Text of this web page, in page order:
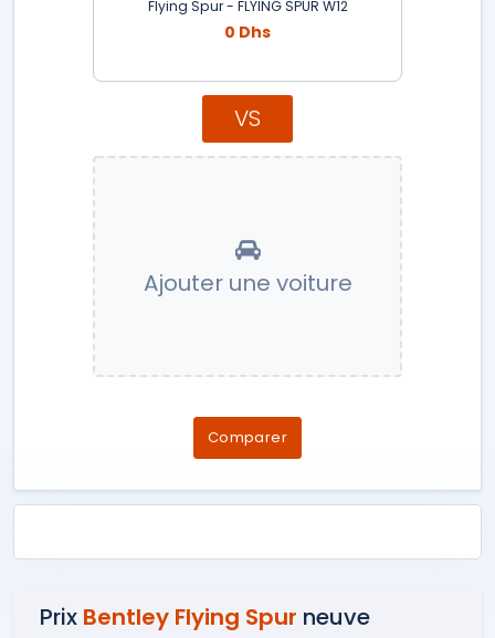
Flying Spur - FLYING SPUR W12
0 Dhs
VS
Ajouter une voiture
Comparer
Prix Bentley Flying Spur neuve